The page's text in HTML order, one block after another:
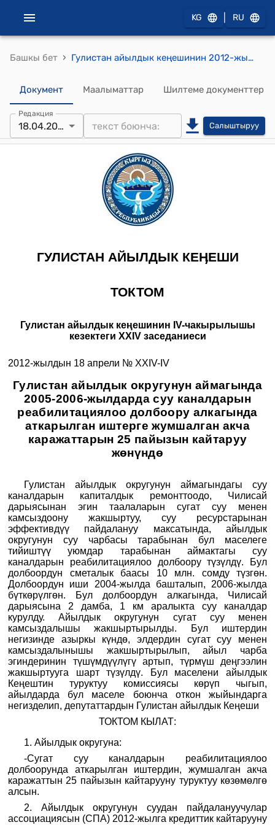
KG RU
Башкы бет › Гулистан айылдык кеңешинин 2012-жылдын 18 апрелиндеги № XXIV-IV "Гулистан айылдык округунун аймагында 2005-2006-жылдарда суу каналдарын реабилитациялоо долбоору алкагында аткарылган иштерге жумшалган акча каражаттарын 25 пайызын кайтаруу жөнүндө" токтому
Документ Маалыматтар Шилтеме документтер
Редакция
18.04.2012 Салыштыруу